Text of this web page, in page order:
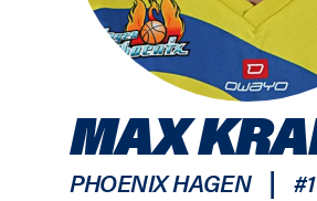
MAX
PHOENIX HAGEN | #